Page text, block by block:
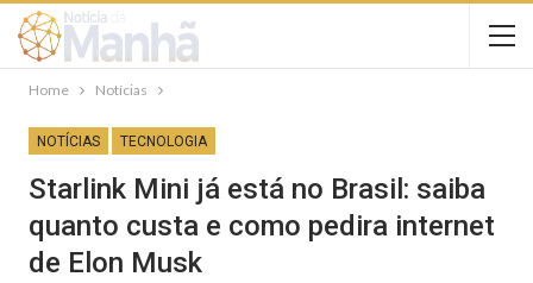
Home Notícias
NOTÍCIAS TECNOLOGIA
Starlink Mini já está no Brasil: saiba
quanto custa e como pedira internet
de Elon Musk